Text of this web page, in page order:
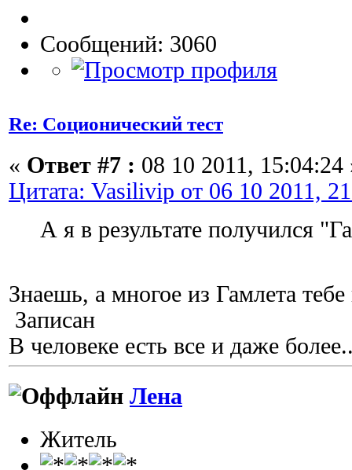
Сообщений: 3060
Re: Соционический тест
« Ответ #7 : 08 10 2011, 15:04:24
Цитата: Vasilivip от 06 10 2011,
А я в результате получился
Знаешь, а многое из Гамлета
Записан
В человеке есть все и даже
Лена
Житель